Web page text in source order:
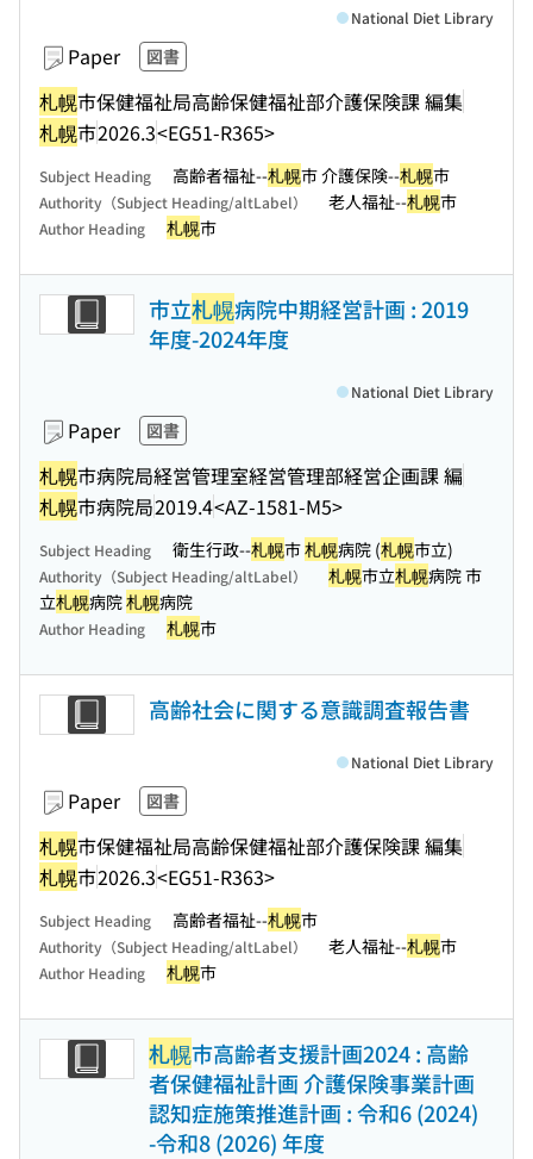
Paper 図書
札幌市保健福祉局高齢保健福祉部介護保険課 編集
札幌市2026.3<EG51-R365>
National Diet Library
Subject Heading 高齢者福祉--札幌市 介護保険--札幌市
Authority（Subject Heading/altLabel） 老人福祉--札幌市
Author Heading 札幌市
市立札幌病院中期経営計画 : 2019
年度-2024年度
Paper 図書
札幌市病院局経営管理室経営管理部経営企画課 編
札幌市病院局2019.4<AZ-1581-M5>
National Diet Library
Subject Heading 衛生行政--札幌市札幌病院 (札幌市立)
Authority（Subject Heading/altLabel） 札幌市立札幌病院 市
立札幌病院札幌病院
Author Heading 札幌市
高齢社会に関する意識調査報告書
Paper 図書
札幌市保健福祉局高齢保健福祉部介護保険課 編集
札幌市2026.3<EG51-R363>
National Diet Library
Subject Heading 高齢者福祉--札幌市
Authority（Subject Heading/altLabel） 老人福祉--札幌市
Author Heading 札幌市
札幌市高齢者支援計画2024 : 高齢
者保健福祉計画 介護保険事業計画
認知症施策推進計画 : 令和6 (2024)
-令和8 (2026) 年度